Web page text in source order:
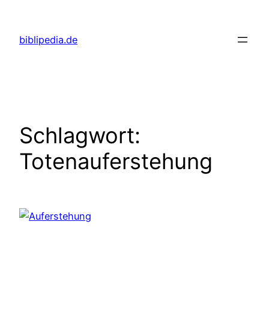
springen
biblipedia.de
Schlagwort:
Totenauferstehung